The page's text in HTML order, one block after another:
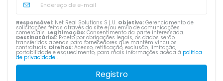
Responsável: Net Real Solutions S.L.U. Objetivo: Gerenciamento de
solicitações feitas através do site e/ou envio de comunicações
comerciais. Legitimação: Consentimento da parte interessada.
Destinatários: Exceto por obrigações legais, os dados serão
transferidos apenas para fornecedores que mantêm vínculos
contratuais. Direitos: Acesso, retificação, exclusão, limitação,
portabilidade e esquecimento, para mais informações aceda à política
de privacidade .
Registro